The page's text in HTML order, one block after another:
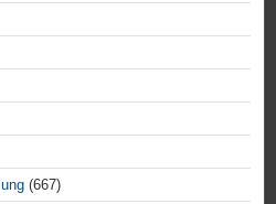
(667)